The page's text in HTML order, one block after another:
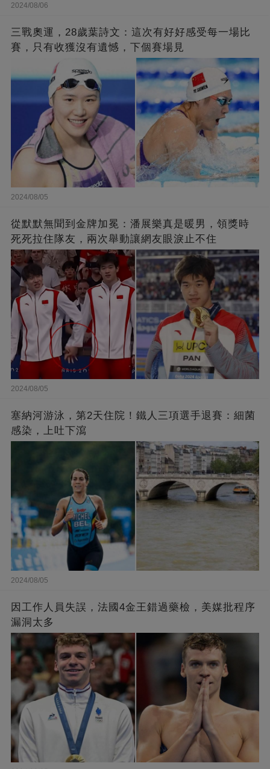
2024/08/06
三戰奧運，28歲葉詩文：這次有好好感受每一場比
賽，只有收獲沒有遺憾，下個賽場見
2024/08/05
從默默無聞到金牌加冕：潘展樂真是暖男，領獎時
死死拉住隊友，兩次舉動讓網友眼淚止不住
2024/08/05
塞納河游泳，第2天住院！鐵人三項選手退賽：細菌
感染，上吐下瀉
2024/08/05
因工作人員失誤，法國4金王錯過藥檢，美媒批程序
漏洞太多